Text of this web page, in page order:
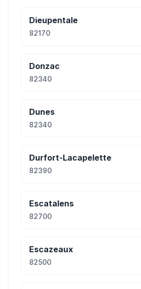
Dieupentale
82170
Donzac
82340
Dunes
82340
Durfort-Lacapelette
82390
Escatalens
82700
Escazeaux
82500